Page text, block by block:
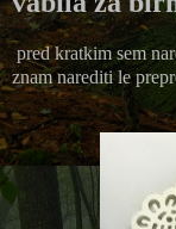
pred kratkim sem
znam narediti le